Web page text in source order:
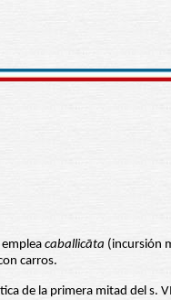
caballicāta (incursión
carros.
de la primera mitad del s.